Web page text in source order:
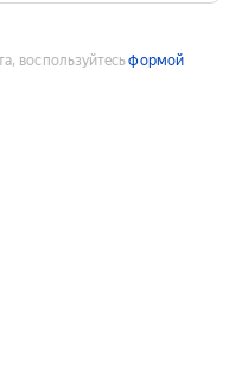
воспользуйтесьформой